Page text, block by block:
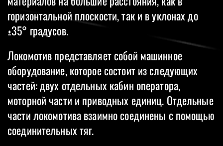
горизонтальной плоскости, так и в уклонах до
±35° градусов.
Локомотив представляет собой машинное
оборудование, которое состоит из следующих
частей: двух отдельных кабин оператора,
моторной части и приводных единиц. Отдельные
части локомотива взаимно соединены с помощью
соединительных тяг.